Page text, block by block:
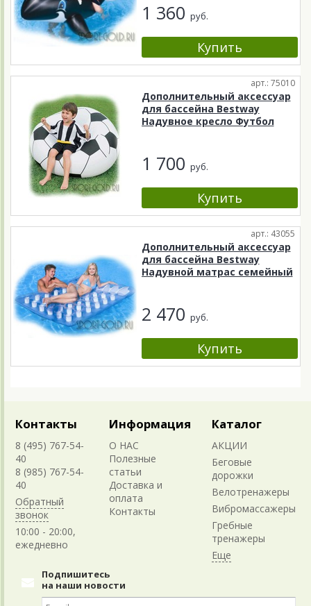
1 360 руб.
арт.: 75010
Дополнительный аксессуар
для бассейна Bestway
Надувное кресло Футбол
1 700 руб.
арт.: 43055
Дополнительный аксессуар
для бассейна Bestway
Надувной матрас семейный
2 470 руб.
Контакты
8 (495) 767-54-
40
8 (985) 767-54-
40
Обратный
звонок
10:00 - 20:00,
ежедневно
Информация
О НАС
Полезные
статьи
Доставка и
оплата
Контакты
Каталог
АКЦИИ
Беговые
дорожки
Велотренажеры
Вибромассажеры
Гребные
тренажеры
Подпишитесь
на наши новости